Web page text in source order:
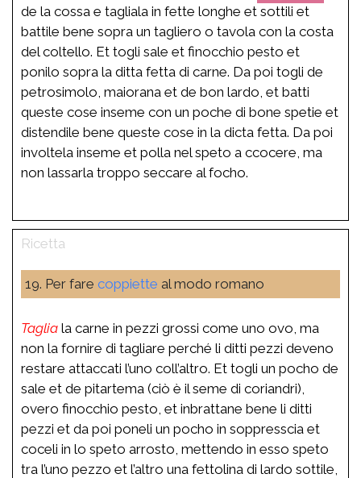
de la cossa e tagliala in fette longhe et sottili et
battile bene sopra un tagliero o tavola con la costa
del coltello. Et togli sale et finocchio pesto et
ponilo sopra la ditta fetta di carne. Da poi togli de
petrosimolo, maiorana et de bon lardo, et batti
queste cose inseme con un poche di bone spetie et
distendile bene queste cose in la dicta fetta. Da poi
involtela inseme et polla nel speto a ccocere, ma
non lassarla troppo seccare al focho.
19. Per fare coppiette al modo romano
Taglia la carne in pezzi grossi come uno ovo, ma
non la fornire di tagliare perché li ditti pezzi deveno
restare attaccati l’uno coll’altro. Et togli un pocho de
sale et de pitartema (ciò è il seme di coriandri),
overo finocchio pesto, et inbrattane bene li ditti
pezzi et da poi poneli un pocho in soppresscia et
coceli in lo speto arrosto, mettendo in esso speto
tra l’uno pezzo et l’altro una fettolina di lardo sottile,